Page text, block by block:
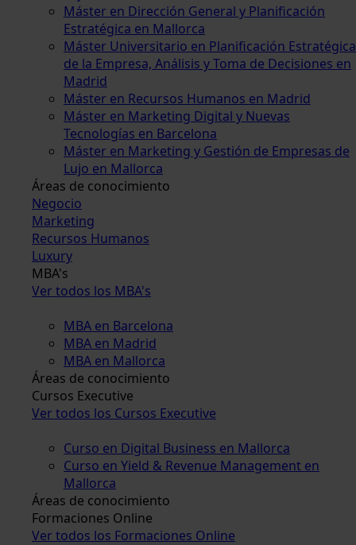
Máster en Dirección General y Planificación
Estratégica en Mallorca
Máster Universitario en Planificación Estratégica
de la Empresa, Análisis y Toma de Decisiones en
Madrid
Máster en Recursos Humanos en Madrid
Máster en Marketing Digital y Nuevas
Tecnologías en Barcelona
Máster en Marketing y Gestión de Empresas de
Lujo en Mallorca
Áreas de conocimiento
Negocio
Marketing
Recursos Humanos
Luxury
MBA's
Ver todos los MBA's
MBA en Barcelona
MBA en Madrid
MBA en Mallorca
Áreas de conocimiento
Cursos Executive
Ver todos los Cursos Executive
Curso en Digital Business en Mallorca
Curso en Yield & Revenue Management en
Mallorca
Áreas de conocimiento
Formaciones Online
Ver todos los Formaciones Online